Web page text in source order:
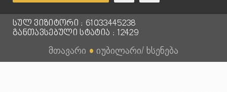
სულ ვიზიტორი : 61033445238
განთავსებული სტატია : 12429
მთავარი ● იუბილარი/ ხსენება